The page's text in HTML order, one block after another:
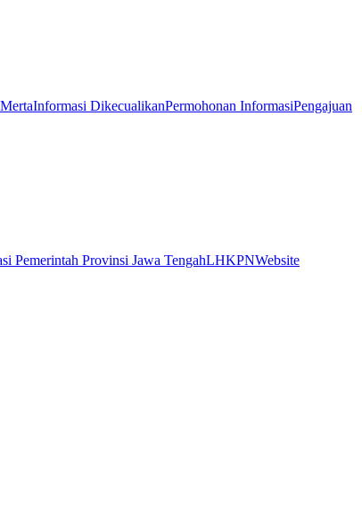
Informasi DikecualikanPermohonan InformasiPengajuan
Pemerintah Provinsi Jawa TengahLHKPNWebsite